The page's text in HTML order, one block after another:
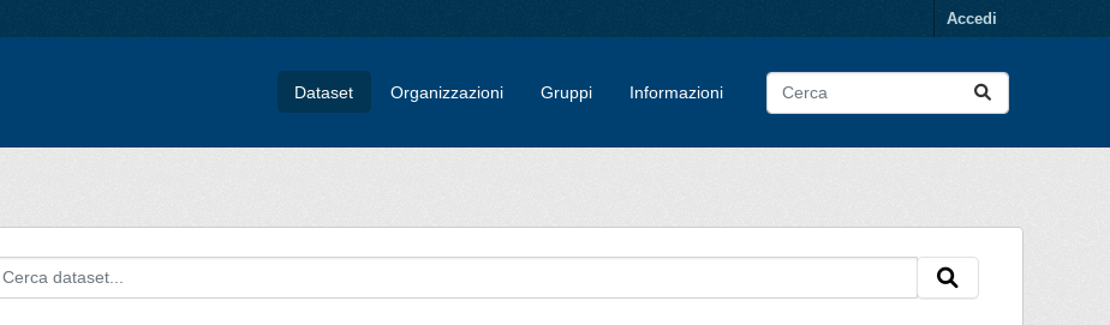
Accedi
Dataset Organizzazioni Gruppi Informazioni